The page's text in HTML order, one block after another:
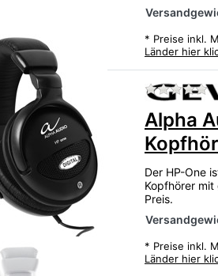
* Preise inkl.
Länder hier
Alpha
Der HP-One
Kopfhörer
Preis.
* Preise inkl.
Länder hier